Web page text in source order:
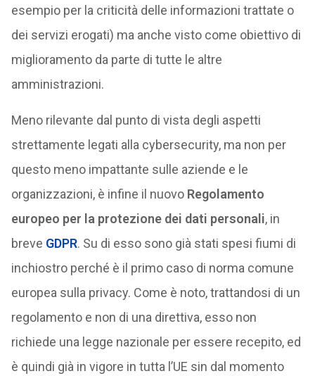
esempio per la criticità delle informazioni trattate o
dei servizi erogati) ma anche visto come obiettivo di
miglioramento da parte di tutte le altre
amministrazioni.
Meno rilevante dal punto di vista degli aspetti
strettamente legati alla cybersecurity, ma non per
questo meno impattante sulle aziende e le
organizzazioni, è infine il nuovo Regolamento
europeo per la protezione dei dati personali, in
breve GDPR. Su di esso sono già stati spesi fiumi di
inchiostro perché è il primo caso di norma comune
europea sulla privacy. Come è noto, trattandosi di un
regolamento e non di una direttiva, esso non
richiede una legge nazionale per essere recepito, ed
è quindi già in vigore in tutta l’UE sin dal momento